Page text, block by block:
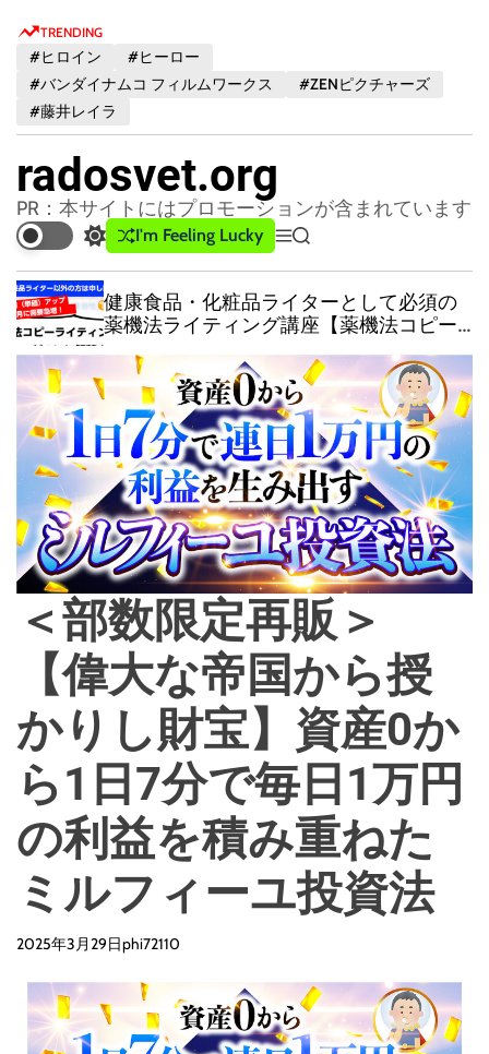
TRENDING
#ヒロイン
#ヒーロー
#バンダイナムコ フィルムワークス
#ZENピクチャーズ
#藤井レイラ
radosvet.org
PR：本サイトにはプロモーションが含まれています
S
w
i
t
c
h
c
o
l
r
m
o
d
e
I'm Feeling Lucky
M
e
u
S
e
r
c
h
健康食品・化粧品ライターとして必須の
薬機法ライティング講座【薬機法コピー
＜部数限定再販＞
【偉大な帝国から授
かりし財宝】資産0か
ら1日7分で毎日1万円
の利益を積み重ねた
ミルフィーユ投資法
2025年3月29日phi72110